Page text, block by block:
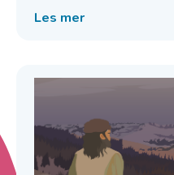
Les mer